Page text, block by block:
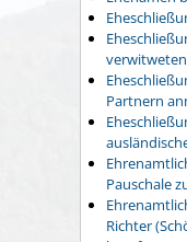
Partnern
Pauschale
Richter